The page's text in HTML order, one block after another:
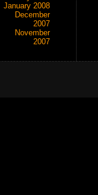
January 2008
December
2007
November
2007